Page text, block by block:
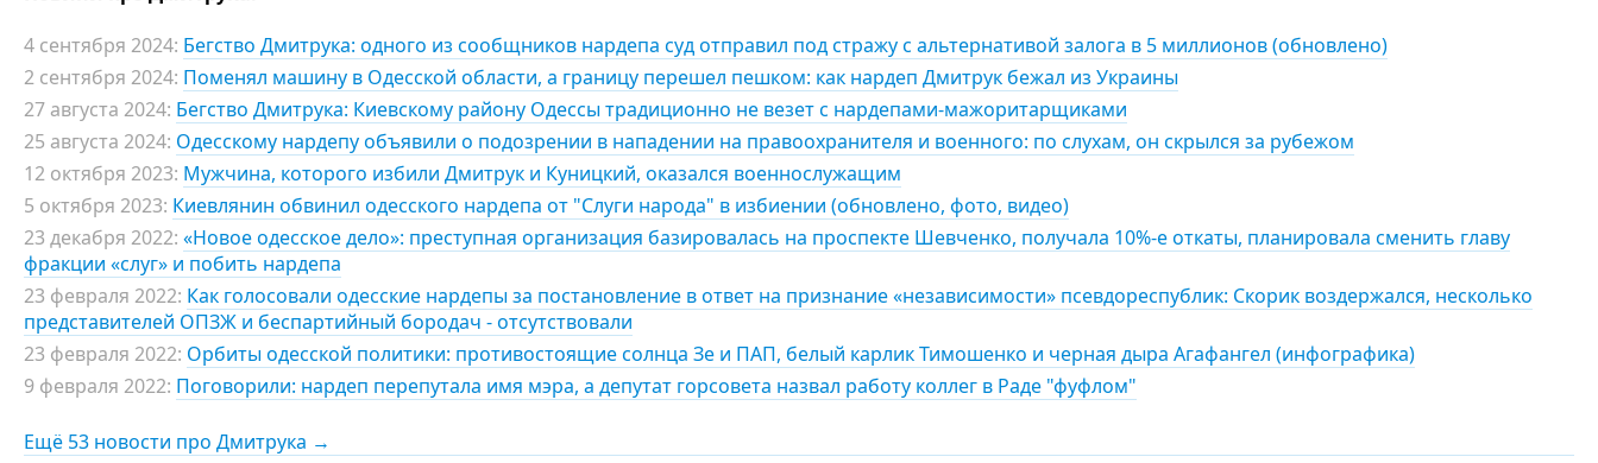
4 сентября 2024: Бегство Дмитрука: одного из сообщников нардепа суд отправил под стражу с альтернативой залога в 5 миллионов (обновлено)
2 сентября 2024: Поменял машину в Одесской области, а границу перешел пешком: как нардеп Дмитрук бежал из Украины
27 августа 2024: Бегство Дмитрука: Киевскому району Одессы традиционно не везет с нардепами-мажоритарщиками
25 августа 2024: Одесскому нардепу объявили о подозрении в нападении на правоохранителя и военного: по слухам, он скрылся за рубежом
12 октября 2023: Мужчина, которого избили Дмитрук и Куницкий, оказался военнослужащим
5 октября 2023: Киевлянин обвинил одесского нардепа от "Слуги народа" в избиении (обновлено, фото, видео)
23 декабря 2022: «Новое одесское дело»: преступная организация базировалась на проспекте Шевченко, получала 10%-е откаты, планировала сменить главу
фракции «слуг» и побить нардепа
23 февраля 2022: Как голосовали одесские нардепы за постановление в ответ на признание «независимости» псевдореспублик: Скорик воздержался, несколько
представителей ОПЗЖ и беспартийный бородач - отсутствовали
23 февраля 2022: Орбиты одесской политики: противостоящие солнца Зе и ПАП, белый карлик Тимошенко и черная дыра Агафангел (инфографика)
9 февраля 2022: Поговорили: нардеп перепутала имя мэра, а депутат горсовета назвал работу коллег в Раде "фуфлом"
Ещё 53 новости про Дмитрука →